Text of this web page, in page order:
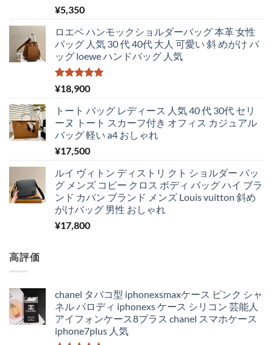
¥5,350
ロエベ ハンモックショルダーバッグ 本革 女性
バッグ 人気 30 代 40代 大人 可愛い 斜 めがけ バ
ッグ loewe ハンドバッグ 人気
5段階中
5.00の評価
¥18,900
トート バッグ レディース 人気 40 代 30代 セリ
ーヌ トート スカーフ付き オフィス カジュアル
バッグ 軽い a4 おしゃれ
¥17,500
ルイ ヴィトン ディストリ クト ショルダー バッ
グ メンズ コピー クロス ボディ バッグ ハイ ブラ
ンド カバン ブランド メンズ Louis vuitton 斜め
がけバッグ 男性 おしゃれ
¥17,800
高評価
chanel タバコ型 iphonexsmaxケース ピンク シャ
ネル パロディ iphonexs ケース シリコン 芸能人
アイフォンケース8プラス chanel スマホケース
iphone7plus 人気